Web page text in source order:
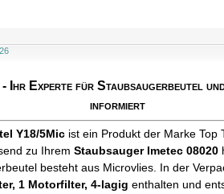
- Ihr Experte für Staubsaugerbeutel
informiert
Y18/5Mic ist ein Produkt der Marke Top
zu IhremStaubsauger Imetec 08020
besteht aus Microvlies. In der
1 Motorfilter, 4-lagig enthalten und